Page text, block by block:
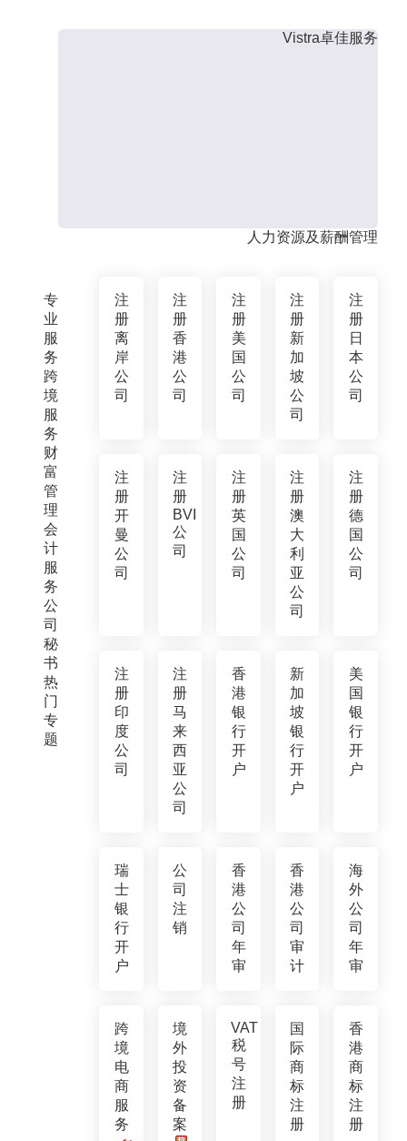
专
业
服
务
跨
境
服
务
财
富
管
理
会
计
服
务
公
司
秘
书
热
门
专
题
Vistra卓佳服务
人力资源及薪酬管理
注
册
离
岸
公
司
注
册
香
港
公
司
注
册
美
国
公
司
注
册
新
加
坡
公
司
注
册
日
本
公
司
注
册
开
曼
公
司
注
册
BVI
公
司
注
册
英
国
公
司
注
册
澳
大
利
亚
公
司
注
册
德
国
公
司
注
册
印
度
公
司
注
册
马
来
西
亚
公
司
香
港
银
行
开
户
新
加
坡
银
行
开
户
美
国
银
行
开
户
瑞
士
银
行
开
户
公
司
注
销
香
港
公
司
年
审
香
港
公
司
审
计
海
外
公
司
年
审
跨
境
电
商
服
务
境
外
投
资
备
案
VAT
税
号
注
册
国
际
商
标
注
册
香
港
商
标
注
册